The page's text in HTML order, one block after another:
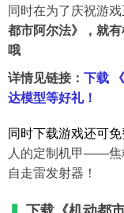
同时在为了庆祝游
都市阿尔法》，就
哦
详情见链接： 下载
达模型等好礼！
同时下载游戏还可
人的定制机甲——
自走雷发射器！